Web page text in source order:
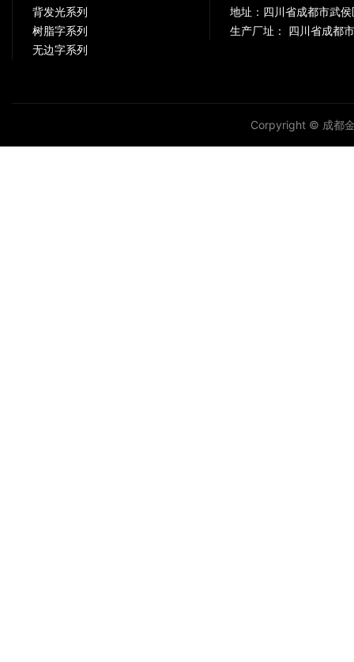
背发光系列
树脂字系列
无边字系列
地址：四川省成都市武
生产厂址： 四川省成都
Corpyright © 成都